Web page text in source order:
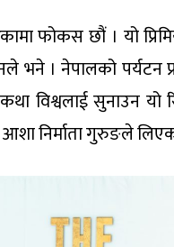
फोकस छौं । यो
भने । नेपालको पर्यटन
विश्वलाई सुनाउन यो
निर्माता गुरुङले